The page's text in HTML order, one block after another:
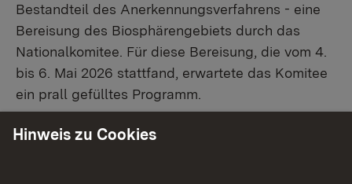
Bestandteil des Anerkennungsverfahrens - eine
Bereisung des Biosphärengebiets durch das
Nationalkomitee. Für diese Bereisung, die vom 4.
bis 6. Mai 2026 stattfand, erwartete das Komitee
ein prall gefülltes Programm.
Im Rahmen einer Exkursion unter der Leitung von
Hinweis zu Cookies